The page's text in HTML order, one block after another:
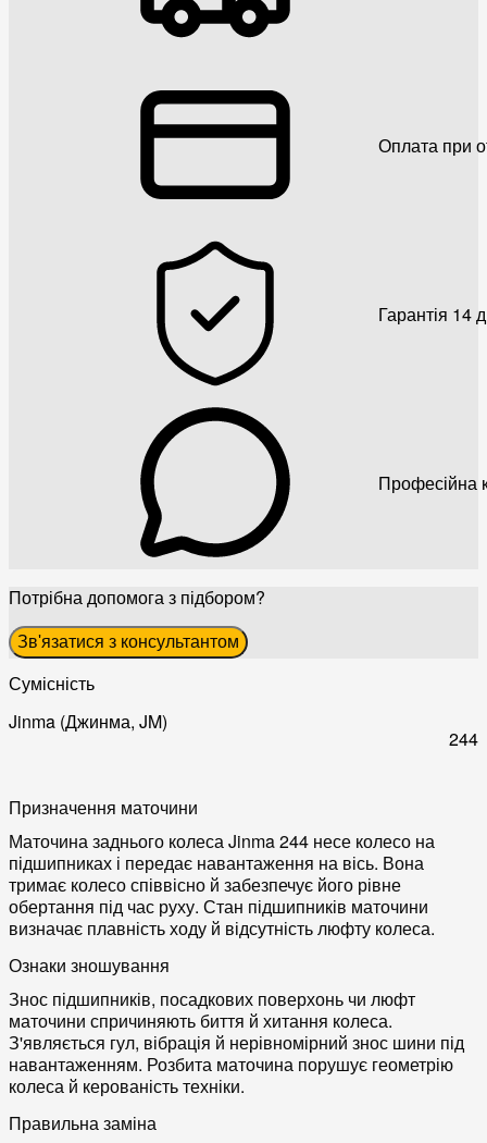
Оплата при
Гарантія 14
Професійна
Потрібна допомога з підбором?
Зв'язатися з консультантом
Сумісність
Jinma (Джинма, JM)
244
Призначення маточини
Маточина заднього колеса Jinma 244 несе колесо на
підшипниках і передає навантаження на вісь. Вона
тримає колесо співвісно й забезпечує його рівне
обертання під час руху. Стан підшипників маточини
визначає плавність ходу й відсутність люфту колеса.
Ознаки зношування
Знос підшипників, посадкових поверхонь чи люфт
маточини спричиняють биття й хитання колеса.
З'являється гул, вібрація й нерівномірний знос шини під
навантаженням. Розбита маточина порушує геометрію
колеса й керованість техніки.
Правильна заміна